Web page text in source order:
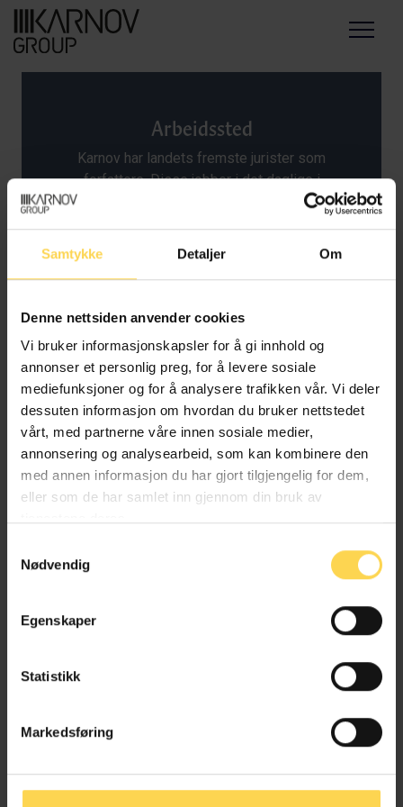
Samtykke Detaljer Om
Denne nettsiden anvender cookies
Vi bruker informasjonskapsler for å gi innhold og
annonser et personlig preg, for å levere sosiale
mediefunksjoner og for å analysere trafikken vår. Vi deler
dessuten informasjon om hvordan du bruker nettstedet
vårt, med partnerne våre innen sosiale medier,
annonsering og analysearbeid, som kan kombinere den
med annen informasjon du har gjort tilgjengelig for dem,
eller som de har samlet inn gjennom din bruk av
Nødvendig
Egenskaper
Statistikk
Markedsføring
Menu
Arbeidssted
Karnov har landets fremste jurister som
forfattere. Disse jobber i det daglige i
akademia, domstolene, forvaltningen og det
innen sitt rettsområde. Med detaljoversikt,
presisjon og stringent språkføring
kunder kan være trygge på at det til enhver
Kontakt